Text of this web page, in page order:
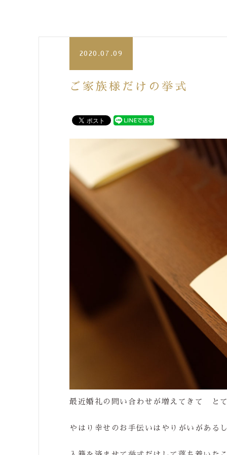
2020.07.09
ご家族様だけの挙式
最近婚礼の問い合わせが増えてきて と
やはり幸せのお手伝いはやりがいがあ